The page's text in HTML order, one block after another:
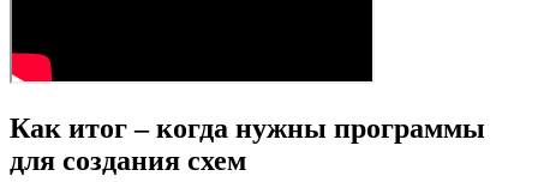
Как итог – когда нужны программы
для создания схем